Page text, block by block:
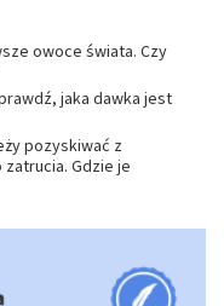
owoce świata. Czy
jaka dawka jest
pozyskiwać z
Gdzie je